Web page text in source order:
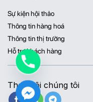
Sự kiện hội thảo
Thông tin hàng hoá
Thông tin thị trường
Hỗ trợ khách hàng
Theo dõi chúng tôi